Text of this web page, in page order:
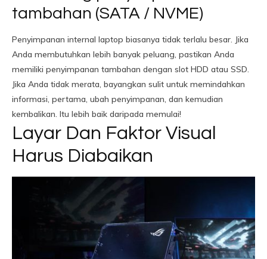
tambahan (SATA / NVME)
Penyimpanan internal laptop biasanya tidak terlalu besar. Jika
Anda membutuhkan lebih banyak peluang, pastikan Anda
memiliki penyimpanan tambahan dengan slot HDD atau SSD.
Jika Anda tidak merata, bayangkan sulit untuk memindahkan
informasi, pertama, ubah penyimpanan, dan kemudian
kembalikan. Itu lebih baik daripada memulai!
Layar Dan Faktor Visual
Harus Diabaikan